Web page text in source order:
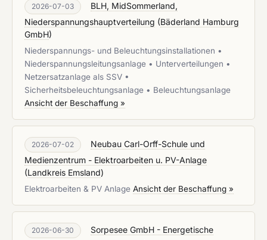
2026-07-03
BLH, MidSommerland,
Niederspannungshauptverteilung (Bäderland Hamburg
GmbH)
Niederspannungs- und Beleuchtungsinstallationen •
Niederspannungsleitungsanlage • Unterverteilungen •
Netzersatzanlage als SSV •
Sicherheitsbeleuchtungsanlage • Beleuchtungsanlage
Ansicht der Beschaffung »
2026-07-02
Neubau Carl-Orff-Schule und
Medienzentrum - Elektroarbeiten u. PV-Anlage
(Landkreis Emsland)
Elektroarbeiten & PV Anlage Ansicht der Beschaffung »
2026-06-30
Sorpesee GmbH - Energetische